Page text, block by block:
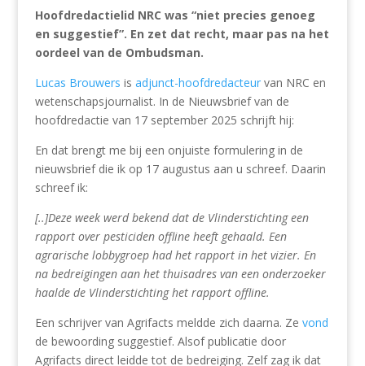
Hoofdredactielid NRC was “niet precies genoeg
en suggestief”. En zet dat recht, maar pas na het
oordeel van de Ombudsman.
Lucas Brouwers is adjunct-hoofdredacteurvan NRC en
wetenschapsjournalist. In de Nieuwsbrief van de
hoofdredactie van 17 september 2025 schrijft hij:
En dat brengt me bij een onjuiste formulering in de
nieuwsbrief die ik op 17 augustus aan u schreef. Daarin
schreef ik:
[..]Deze week werd bekend dat de Vlinderstichting een
rapport over pesticiden offline heeft gehaald. Een
agrarische lobbygroep had het rapport in het vizier. En
na bedreigingen aan het thuisadres van een onderzoeker
haalde de Vlinderstichting het rapport offline.
Een schrijver van Agrifacts meldde zich daarna. Ze vond
de bewoording suggestief. Alsof publicatie door
Agrifacts direct leidde tot de bedreiging. Zelf zag ik dat